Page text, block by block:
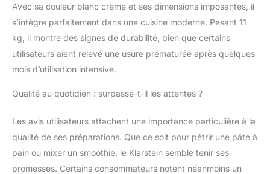
de 5L. PUISSANT
MOTEUR POUR UNE
UTILISATION
POLYVALENTE : Pétrir,
fouetter, remuer,
propre vitesse et
patissier multifonctions
puissant de 1800W
joue un rôle important
dans le processus de
Avec sa couleur blanc crème et ses dimensions imposantes, il
s’intègre parfaitement dans une cuisine moderne. Pesant 11
kg, il montre des signes de durabilité, bien que certains
utilisateurs aient relevé une usure prématurée après quelques
mois d’utilisation intensive.
Qualité au quotidien : surpasse-t-il les attentes ?
Les avis utilisateurs attachent une importance particulière à la
qualité de ses préparations. Que ce soit pour pétrir une pâte à
pain ou mixer un smoothie, le Klarstein semble tenir ses
promesses. Certains consommateurs notent néanmoins un